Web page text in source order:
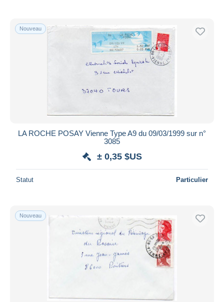
Nouveau
LA ROCHE POSAY Vienne Type A9 du 09/03/1999 sur n°
3085
± 0,35 $US
Statut Particulier
Nouveau